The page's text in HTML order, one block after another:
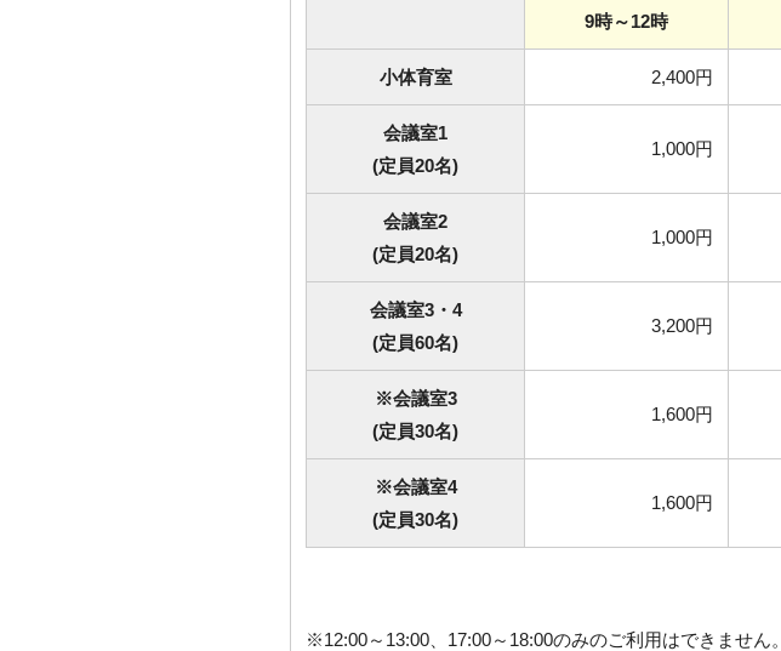
9時～12時
小体育室 2,400円
会議室1
(定員20名)
1,000円
会議室2
(定員20名)
1,000円
会議室3・4
(定員60名)
3,200円
※会議室3
(定員30名)
1,600円
※会議室4
(定員30名)
1,600円
※12:00～13:00、17:00～18:00のみのご利用はできません。